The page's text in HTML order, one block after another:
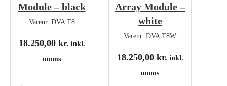
Module – black
Varenr. DVA T8
18.250,00 kr. inkl.
moms
Array Module –
white
Varenr. DVA T8W
18.250,00 kr. inkl.
moms